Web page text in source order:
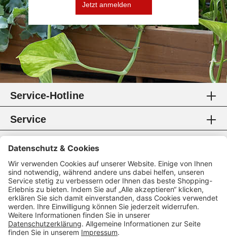
Jetzt anmelden
Service-Hotline
Service
Information
Rechtliches
Zahlungsmethoden
Zertifikate